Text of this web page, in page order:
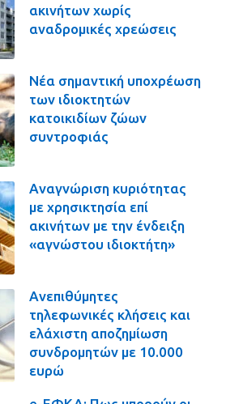
ακινήτων χωρίς
αναδρομικές χρεώσεις
Νέα σημαντική υποχρέωση
των ιδιοκτητών
κατοικιδίων ζώων
συντροφιάς
Αναγνώριση κυριότητας
με χρησικτησία επί
ακινήτων με την ένδειξη
«αγνώστου ιδιοκτήτη»
Ανεπιθύμητες
τηλεφωνικές κλήσεις και
ελάχιστη αποζημίωση
συνδρομητών με 10.000
ευρώ